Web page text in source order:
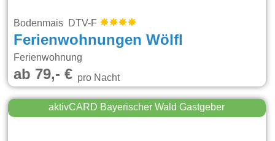
Bodenmais DTV-F
Ferienwohnungen Wölfl
Ferienwohnung
ab 79,- €pro Nacht
aktivCARD Bayerischer Wald Gastgeber